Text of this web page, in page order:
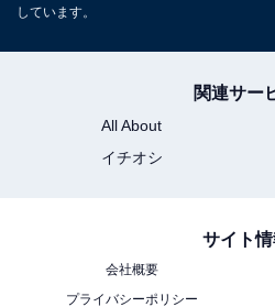
しています。
関連サー
All About
イチオシ
サイト情
会社概要
プライバシーポリシー